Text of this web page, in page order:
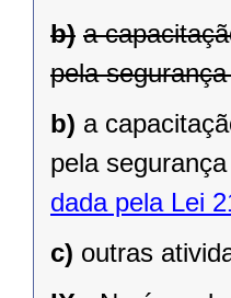
b) a
pela
b) a
pela
dada pela Lei
c) outras